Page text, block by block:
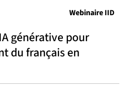
générative pour
du français en
Webinaire IID